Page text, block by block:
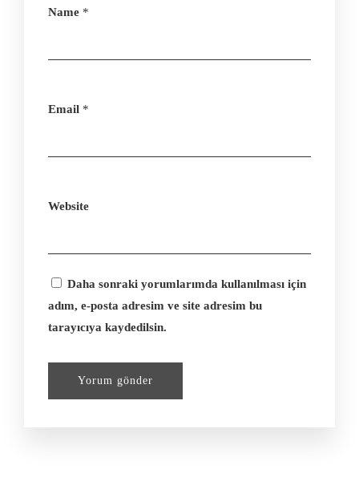
Name *
Email *
Website
Daha sonraki yorumlarımda kullanılması için
adım, e-posta adresim ve site adresim bu
tarayıcıya kaydedilsin.